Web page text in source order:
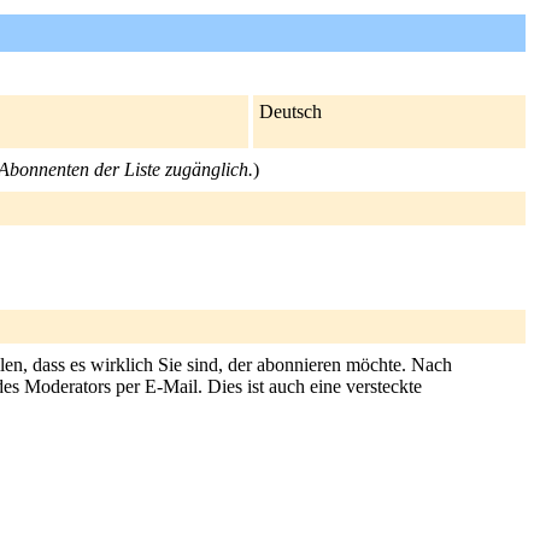
Deutsch
der Liste zugänglich.)
dass es wirklich Sie sind, der abonnieren möchte. Nach
Moderators per E-Mail. Dies ist auch eine versteckte